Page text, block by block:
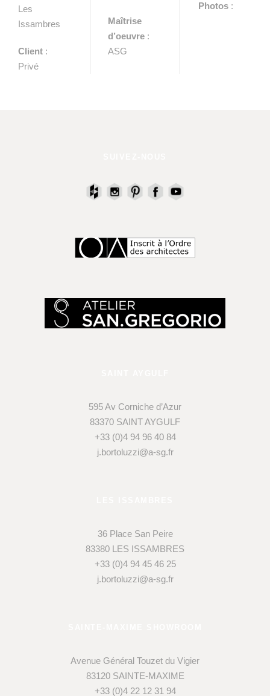
Les
Issambres
Client :
Privé
Maîtrise
d’oeuvre :
ASG
Photos :
595 Av Corniche d’Azur
83370 SAINT AYGULF
+33 (0)4 94 96 40 84
j.bortoluzzi@a-sg.fr
36 Place San Peire
83380 LES ISSAMBRES
+33 (0)4 94 45 46 25
j.bortoluzzi@a-sg.fr
Avenue Général Touzet du Vigier
83120 SAINTE-MAXIME
+33 (0)4 22 12 31 94